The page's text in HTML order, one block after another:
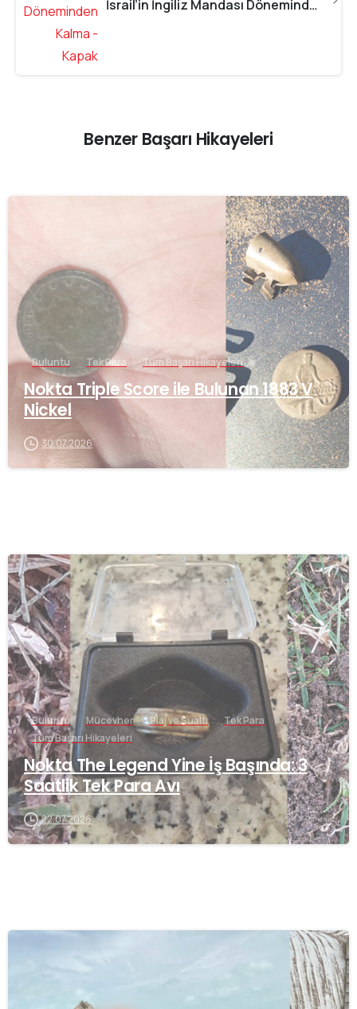
İsrail’in İngiliz Mandası Döneminden Kalma
Benzer Başarı Hikayeleri
-
Buluntu Tek Para Tüm Başarı Hikayeleri
Nokta Triple Score ile Bulunan 1883 V
Nickel
30.07.2026
-
Buluntu Mücevher Plaj ve Sualtı
Tek Para
Tüm Başarı Hikayeleri
Nokta The Legend Yine İş Başında: 3
Saatlik Tek Para Avı
22.07.2026
-